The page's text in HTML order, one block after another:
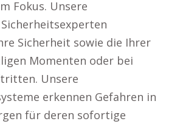
Fokus. Unsere
Sicherheit sowie die Ihrer
Momenten oder bei
Unsere
erkennen Gefahren in
für deren sofortige